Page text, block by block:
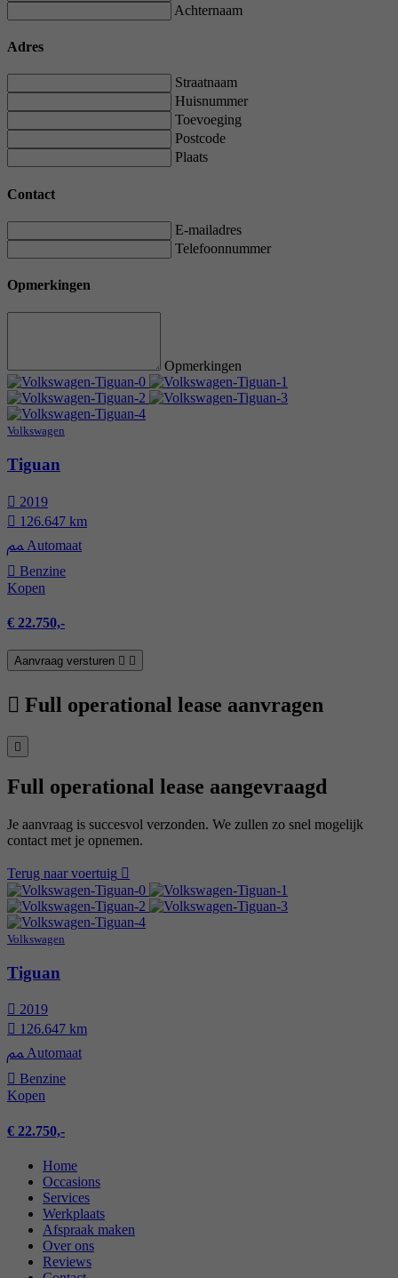
Achternaam
Adres
Straatnaam
Huisnummer
Toevoeging
Postcode
Plaats
Contact
E-mailadres
Telefoonnummer
Opmerkingen
Opmerkingen
Volkswagen
Tiguan
2019
126.647 km
Automaat
Benzine
Kopen
€ 22.750,-
Aanvraag versturen
Full operational lease aanvragen
Full operational lease aangevraagd
Je aanvraag is succesvol verzonden. We zullen zo snel mogelijk
contact met je opnemen.
Terug naar voertuig
Volkswagen
Tiguan
2019
126.647 km
Automaat
Benzine
Kopen
€ 22.750,-
Home
Occasions
Services
Werkplaats
Afspraak maken
Over ons
Reviews